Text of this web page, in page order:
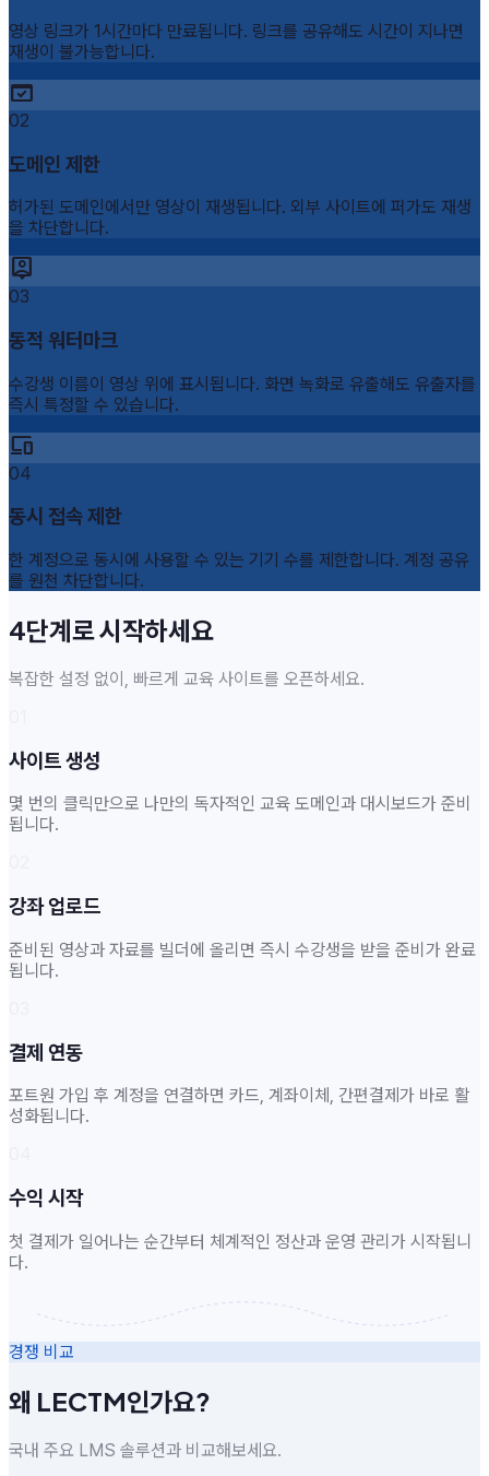
영상 링크가 1시간마다 만료됩니다. 링크를 공유해도 시간이 지나면
재생이 불가능합니다.
domain_verification
02
도메인 제한
허가된 도메인에서만 영상이 재생됩니다. 외부 사이트에 퍼가도 재생
을 차단합니다.
person_pin
03
동적 워터마크
수강생 이름이 영상 위에 표시됩니다. 화면 녹화로 유출해도 유출자를
즉시 특정할 수 있습니다.
devices
04
동시 접속 제한
한 계정으로 동시에 사용할 수 있는 기기 수를 제한합니다. 계정 공유
를 원천 차단합니다.
4단계로 시작하세요
복잡한 설정 없이, 빠르게 교육 사이트를 오픈하세요.
사이트 생성
몇 번의 클릭만으로 나만의 독자적인 교육 도메인과 대시보드가 준비
됩니다.
강좌 업로드
준비된 영상과 자료를 빌더에 올리면 즉시 수강생을 받을 준비가 완료
됩니다.
결제 연동
포트원 가입 후 계정을 연결하면 카드, 계좌이체, 간편결제가 바로 활
성화됩니다.
수익 시작
첫 결제가 일어나는 순간부터 체계적인 정산과 운영 관리가 시작됩니
다.
경쟁 비교
왜 LECTM인가요?
국내 주요 LMS 솔루션과 비교해보세요.